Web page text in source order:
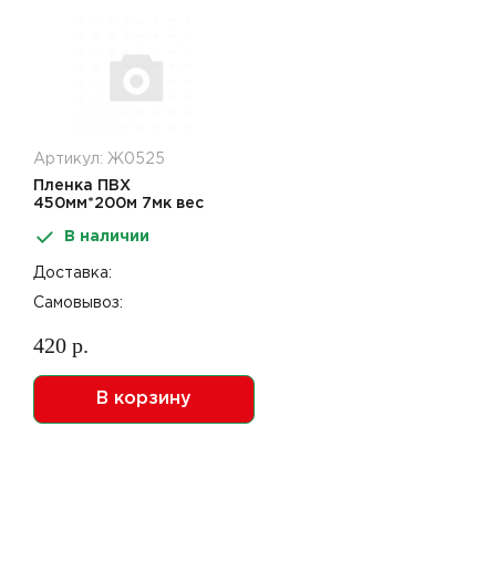
Артикул: Ж0525
Пленка ПВХ
450мм*200м 7мк вес
В наличии
Доставка:
Самовывоз:
420 р.
В корзину